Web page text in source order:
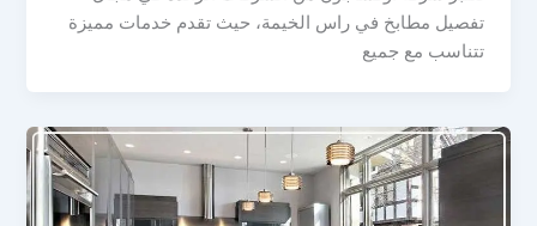
تفصيل مطابخ في راس الخيمة، حيث تقدم خدمات مميزة
تتناسب مع جميع